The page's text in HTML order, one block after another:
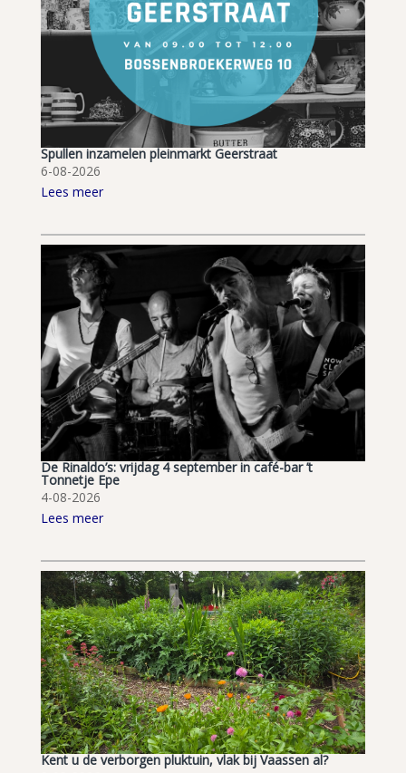
Spullen inzamelen pleinmarkt Geerstraat
6-08-2026
Lees meer
De Rinaldo’s: vrijdag 4 september in café-bar ’t
Tonnetje Epe
4-08-2026
Lees meer
Kent u de verborgen pluktuin, vlak bij Vaassen al?